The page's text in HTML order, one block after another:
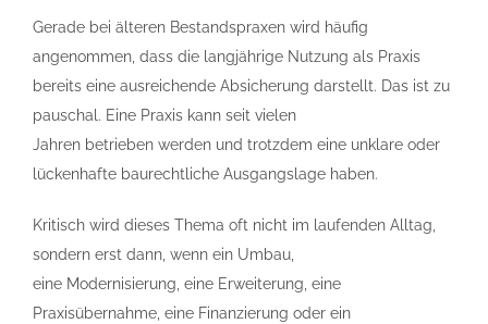
Gerade bei älteren Bestandspraxen wird häufig
angenommen, dass die langjährige Nutzung als Praxis
bereits eine ausreichende Absicherung darstellt. Das ist zu
pauschal. Eine Praxis kann seit vielen
Jahren betrieben werden und trotzdem eine unklare oder
lückenhafte baurechtliche Ausgangslage haben.
Kritisch wird dieses Thema oft nicht im laufenden Alltag,
sondern erst dann, wenn ein Umbau,
eine Modernisierung, eine Erweiterung, eine
Praxisübernahme, eine Finanzierung oder ein